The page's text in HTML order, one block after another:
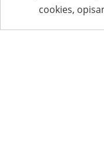
cookies,